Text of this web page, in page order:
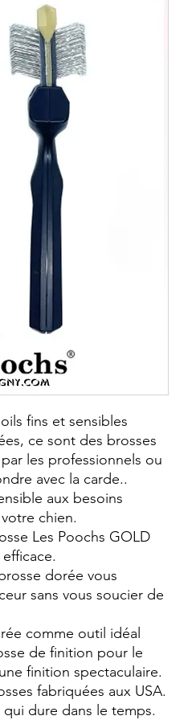
fins et sensibles
ce sont des brosses
les professionnels ou
avec la carde..
aux besoins
chien.
Les Poochs GOLD
dorée vous
sans vous soucier de
comme outil idéal
de finition pour le
finition spectaculaire.
fabriquées aux USA.
dure dans le temps.